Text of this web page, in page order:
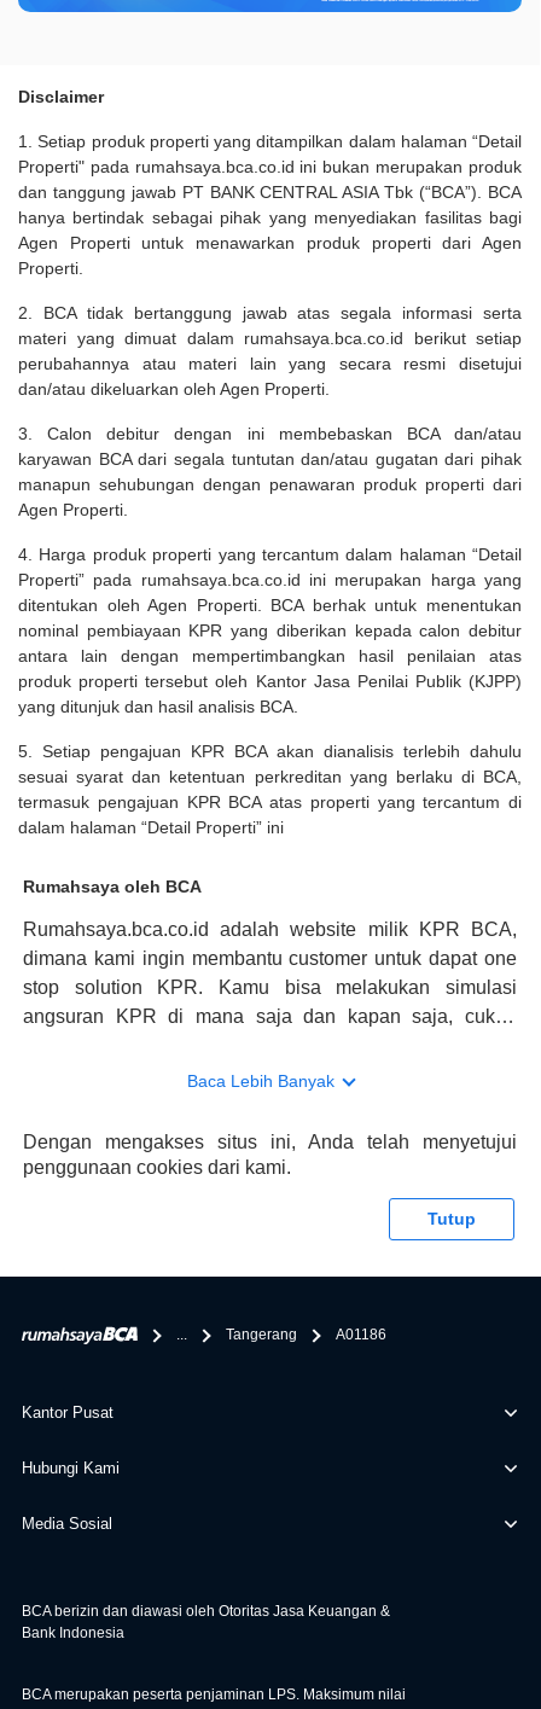
Disclaimer
1. Setiap produk properti yang ditampilkan dalam halaman “Detail
Properti" pada rumahsaya.bca.co.id ini bukan merupakan produk
dan tanggung jawab PT BANK CENTRAL ASIA Tbk (“BCA”). BCA
hanya bertindak sebagai pihak yang menyediakan fasilitas bagi
Agen Properti untuk menawarkan produk properti dari Agen
Properti.
2. BCA tidak bertanggung jawab atas segala informasi serta
materi yang dimuat dalam rumahsaya.bca.co.id berikut setiap
perubahannya atau materi lain yang secara resmi disetujui
dan/atau dikeluarkan oleh Agen Properti.
3. Calon debitur dengan ini membebaskan BCA dan/atau
karyawan BCA dari segala tuntutan dan/atau gugatan dari pihak
manapun sehubungan dengan penawaran produk properti dari
Agen Properti.
4. Harga produk properti yang tercantum dalam halaman “Detail
Properti” pada rumahsaya.bca.co.id ini merupakan harga yang
ditentukan oleh Agen Properti. BCA berhak untuk menentukan
nominal pembiayaan KPR yang diberikan kepada calon debitur
antara lain dengan mempertimbangkan hasil penilaian atas
produk properti tersebut oleh Kantor Jasa Penilai Publik (KJPP)
yang ditunjuk dan hasil analisis BCA.
5. Setiap pengajuan KPR BCA akan dianalisis terlebih dahulu
sesuai syarat dan ketentuan perkreditan yang berlaku di BCA,
termasuk pengajuan KPR BCA atas properti yang tercantum di
dalam halaman “Detail Properti” ini
Rumahsaya oleh BCA
Rumahsaya.bca.co.id adalah website milik KPR BCA,
dimana kami ingin membantu customer untuk dapat one
stop solution KPR. Kamu bisa melakukan simulasi
angsuran KPR di mana saja dan kapan saja, cukup
konsultasi mengenai KPR, maka ada layanan live chat
memberikan keuntungan yang berlipat, persyaratan
pengajuan KPR BCA juga sangat mudah, kamu bisa cek
tentang properti disini BCA hanya sebagai pihak
bertanggung jawab terhadap informasi yang rekanan
Baca Lebih Banyak
Dengan mengakses situs ini, Anda telah menyetujui
penggunaan cookies dari kami.
Tutup
... Tangerang A01186
Kantor Pusat
Hubungi Kami
Media Sosial
BCA berizin dan diawasi oleh Otoritas Jasa Keuangan &
Bank Indonesia
BCA merupakan peserta penjaminan LPS. Maksimum nilai